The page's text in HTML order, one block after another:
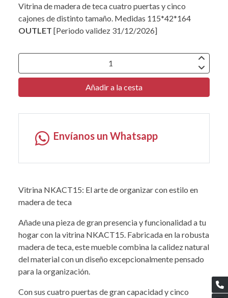
Vitrina de madera de teca cuatro puertas y cinco
cajones de distinto tamaño. Medidas 115*42*164
OUTLET [Periodo validez 31/12/2026]
Añadir a la cesta
Envíanos un Whatsapp
Vitrina NKACT15: El arte de organizar con estilo en
madera de teca
Añade una pieza de gran presencia y funcionalidad a tu
hogar con la vitrina NKACT15. Fabricada en la robusta
madera de teca, este mueble combina la calidez natural
del material con un diseño excepcionalmente pensado
para la organización.
Con sus cuatro puertas de gran capacidad y cinco